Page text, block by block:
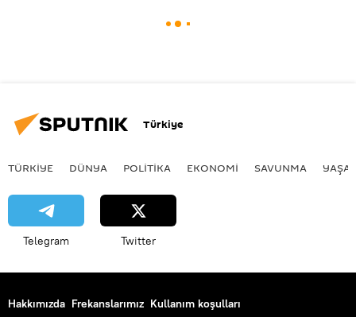
Türkiye
TÜRKIYE DÜNYA POLİTİKA EKONOMİ SAVUNMA
Telegram Twitter
Hakkımızda Frekanslarımız Kullanım koşulları